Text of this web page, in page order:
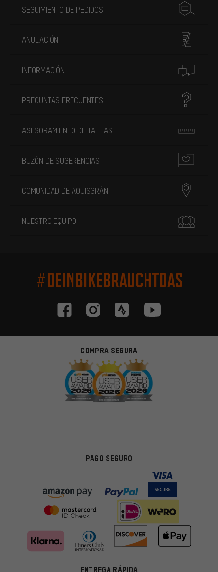
SEGUIMIENTO DE PEDIDOS
ANULACIÓN
INFORMACIÓN
PREGUNTAS FRECUENTES
ASESORAMIENTO DE TALLAS
BUZÓN DE SUGERENCIAS
COMUNIDAD DE AQUISGRÁN
NUESTRO EQUIPO
#DEINBIKEBRAUCHTDAS
COMPRA SEGURA
PAGO SEGURO
ENTREGA RÁPIDA